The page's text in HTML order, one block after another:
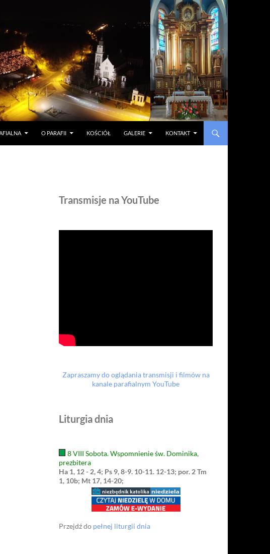
O PARAFII KOŚCIÓŁ GALERIE KONTAKT
Transmisje na YouTube
Zapraszamy do oglądania transmisji i filmów na
kanale parafialnym YouTube
Liturgia dnia
8 VIII Sobota. Wspomnienie św. Dominika,
prezbitera
Ha 1, 12 - 2, 4; Ps 9, 8-9. 10-11. 12-13; por. 2 Tm
1, 10b; Mt 17, 14-20;
Przejdź do pełnej liturgii dnia